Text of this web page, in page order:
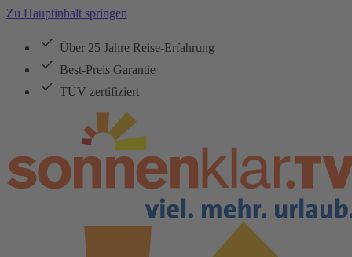
Zu Hauptinhalt springen
Über 25 Jahre Reise-Erfahrung
Best-Preis Garantie
TÜV zertifiziert